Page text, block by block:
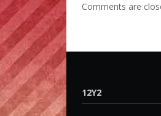
Comments are
12Y2